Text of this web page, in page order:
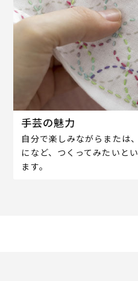
手芸の魅力
自分で楽しみながらまたは
になど、つくってみたいと
ます。